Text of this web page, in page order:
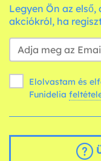
Legyen Ön az
akciókról, ha
Elolvastam és
Funidelia